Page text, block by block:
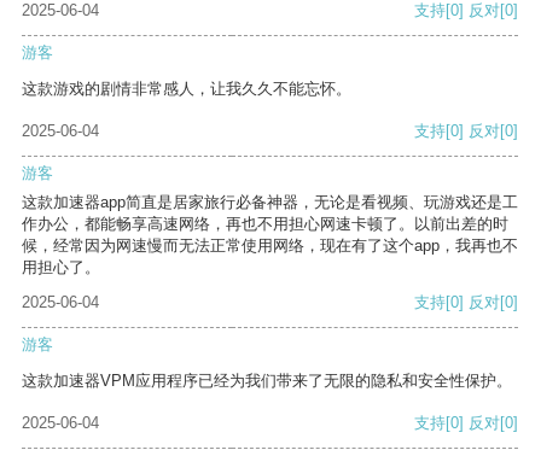
2025-06-04
支持[0] 反对[0]
游客
这款游戏的剧情非常感人，让我久久不能忘怀。
2025-06-04 支持[0] 反对[0]
游客
这款加速器app简直是居家旅行必备神器，无论是看视频、玩游戏还是工
作办公，都能畅享高速网络，再也不用担心网速卡顿了。以前出差的时
候，经常因为网速慢而无法正常使用网络，现在有了这个app，我再也不
用担心了。
2025-06-04
支持[0] 反对[0]
游客
这款加速器VPM应用程序已经为我们带来了无限的隐私和安全性保护。
2025-06-04 支持[0] 反对[0]